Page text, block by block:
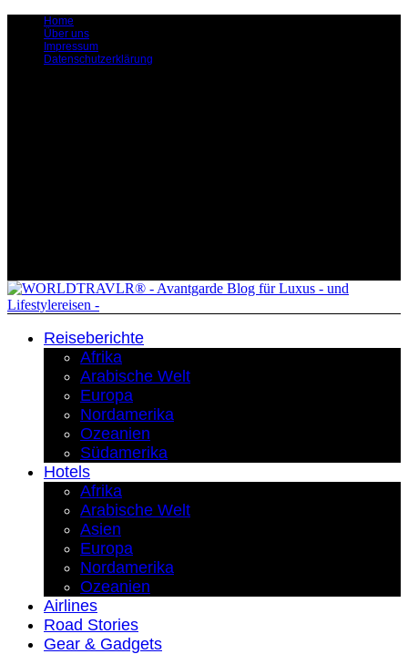
Home
Über uns
Impressum
Datenschutzerklärung
Reiseberichte
Afrika
Arabische Welt
Europa
Nordamerika
Ozeanien
Südamerika
Hotels
Afrika
Arabische Welt
Asien
Europa
Nordamerika
Ozeanien
Airlines
Road Stories
Gear & Gadgets